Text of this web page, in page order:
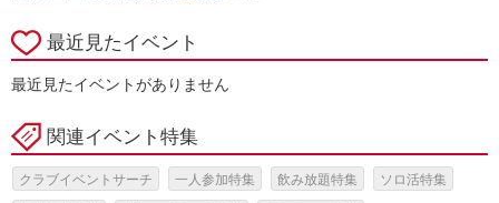
最近見たイベント
最近見たイベントがありません
関連イベント特集
クラブイベントサーチ 一人参加特集 飲み放題特集 ソロ活特集